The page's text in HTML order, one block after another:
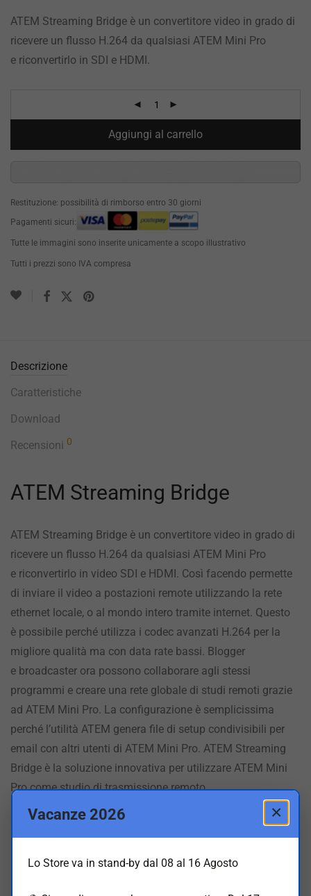
ATEM Streaming Bridge è un convertitore video in grado di
ricevere un flusso H.264 da qualsiasi ATEM Mini Pro
e riconvertirlo in SDI e HDMI.
Aggiungi al carrello
Restituzione: possibilità di rimborso entro 30 giorni
Pagamenti sicuri:
Tutte le immagini sono inserite unicamente a scopo illustrativo
Tutti i prezzi sono IVA compresa
Descrizione
Caratteristiche
Download
Recensioni 0
ATEM Streaming Bridge
ATEM Streaming Bridge è un convertitore video in grado di
ricevere un flusso H.264 da qualsiasi ATEM Mini Pro
e riconvertirlo in video SDI e HDMI. Così facendo permette
di inviare il video a postazioni remote utilizzando la rete
ethernet locale, o al mondo intero tramite internet. Questo
è possibile perché utilizza i codec avanzati H.264 per la
migliore qualità ma con data rate bassi. Blogger
e broadcaster ora possono collaborare agli stessi
programmi e creare una rete globale di studi remoti grazie
ad ATEM Mini Pro. La configurazione è semplicissima
perché l’utilità ATEM genera file di setup condivisibili per
email con altri utenti di ATEM Mini Pro. ATEM Streaming
Bridge è la soluzione innovativa per utilizzare ATEM Mini
Pro come studio di trasmissione remoto.
Gli switcher ATEM Mini sono la soluzione perfetta per
streaming su YouTube, e innovative presentazioni aziendali
×
Vacanze 2026
Lo Store va in stand-by dal 08 al 16 Agosto